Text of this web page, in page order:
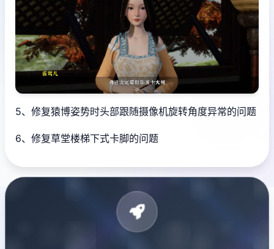
5、修复猿博姿势时头部跟随摄像机旋转角度异常的问题
6、修复草堂楼梯下式卡脚的问题